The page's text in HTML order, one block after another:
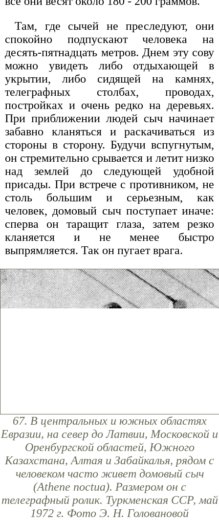
Там, где сычей не преследуют, они
спокойно подпускают человека на
десять-пятнадцать метров. Днем эту сову
можно увидеть либо отдыхающей в
укрытии, либо сидящей на камнях,
телеграфных столбах, проводах,
постройках и очень редко на деревьях.
При приближении людей сыч начинает
забавно кланяться и раскачиваться из
стороны в сторону. Будучи вспугнутым,
он стремительно срывается и летит низко
над землей до следующей удобной
присады. При встрече с противником, не
столь большим и серьезным, как
человек, домовый сыч поступает иначе:
сперва он таращит глаза, затем резко
кланяется и не менее быстро
выпрямляется. Так он пугает врага.
67. В центральных и южных областях
Евразии, на север до Латвии, Московской и
Оренбургской областей, Южного
Казахстана, Алтая и Забайкалья, рядом с
человеком часто живет домовый сыч
(Athene noctua). Размером он с
телеграфный ролик. Туркменская ССР, май
1972 г. Фото Э. Н. Головановой